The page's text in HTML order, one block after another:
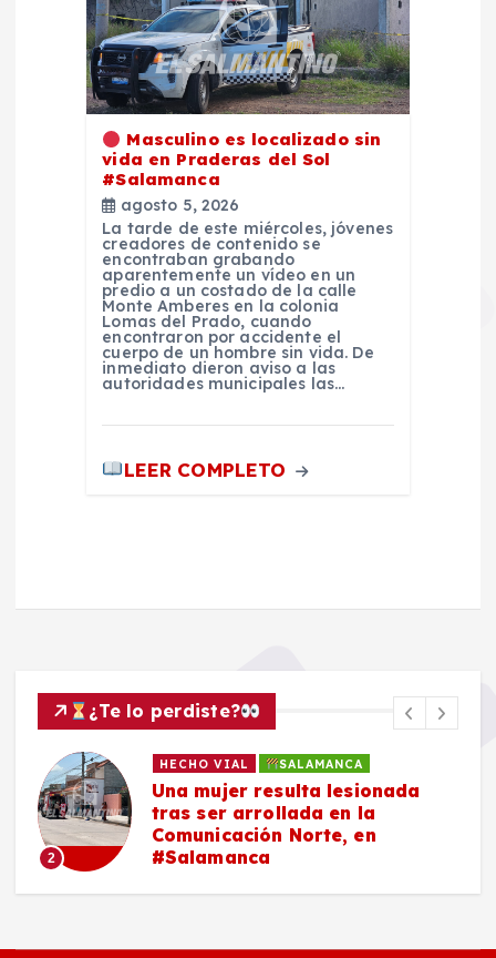
Masculino es localizado sin
vida en Praderas del Sol
#Salamanca
agosto 5, 2026
La tarde de este miércoles, jóvenes
creadores de contenido se
encontraban grabando
aparentemente un vídeo en un
predio a un costado de la calle
Monte Amberes en la colonia
Lomas del Prado, cuando
encontraron por accidente el
cuerpo de un hombre sin vida. De
inmediato dieron aviso a las
autoridades municipales las…
LEER COMPLETO
¿Te lo perdiste?
2
HECHO VIAL SALAMANCA
Una mujer resulta lesionada
tras ser arrollada en la
Comunicación Norte, en
#Salamanca